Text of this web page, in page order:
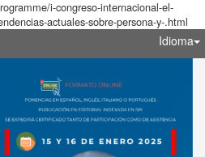
i-congreso-internacional-el-
actuales-sobre-persona-y-.html
Idioma